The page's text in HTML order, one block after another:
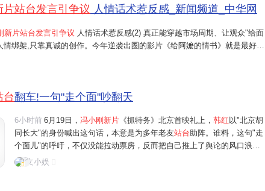
站台发言引争议 人情话术惹反感_新闻频道_中华网
新片站台发言引争议 人情话术惹反感(2) 真正能穿越市场周期、让观众"给面
情绑架,只靠真诚的创作。今年逆袭出圈的影片《给阿嬷的情书》就是最好的
、无炫酷特效、无豪华宣发的方言影片,开局排片惨淡,却凭借质朴动人的故
台翻车!一句"走个面"吵翻天
6小时前 6月19日， 冯小刚新片 《抓特务》北京首映礼上， 韩红 以"北京胡
同长大"的身份喊出这句话，本意是为多年老友站台助阵。谁料，这句"走
个面儿"的呼吁，不仅没能拉动票房，反而把自己推上了舆论的风口浪
尖。作为该片的音乐制作人，韩红在首映礼上的
文小娱